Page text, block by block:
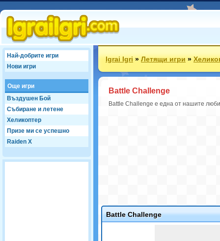
Най-добрите игри
Нови игри
Още игри
Въздушен Бой
Събиране и летене
Хеликоптер
Призе ми се успешно
Raiden X
Igrai Igri»Летящи игри»
Battle Challenge
Battle Challenge е една от нашите
Battle Challenge